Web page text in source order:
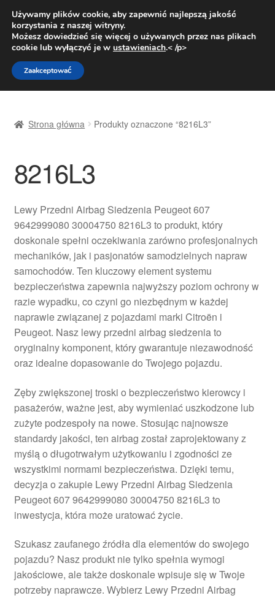
DOSTAWA od 31 zł
Pn.-pt. 9:00-16:00800 003 167
Przejdź
do
nawigacji
Przejdź
do
treści
Dostawa
Dostawa na cały świat
Moje konto
O nas
Płatności
Polityka prywatności
Procedura reklamacyjna
Skarga
Wózek
Zamówienia
Zasady i warunki
Strona główna Produkty oznaczone “8216L3”
8216L3
Lewy Przedni Airbag Siedzenia Peugeot 607
9642999080 30004750 8216L3 to produkt, który
doskonale spełni oczekiwania zarówno profesjonalnych
mechaników, jak i pasjonatów samodzielnych napraw
samochodów. Ten kluczowy element systemu
bezpieczeństwa zapewnia najwyższy poziom ochrony w
razie wypadku, co czyni go niezbędnym w każdej
naprawie związanej z pojazdami marki Citroën i
Peugeot. Nasz lewy przedni airbag siedzenia to
oryginalny komponent, który gwarantuje niezawodność
oraz idealne dopasowanie do Twojego pojazdu.
Zęby zwiększonej troski o bezpieczeństwo kierowcy i
pasażerów, ważne jest, aby wymieniać uszkodzone lub
zużyte podzespoły na nowe. Stosując najnowsze
standardy jakości, ten airbag został zaprojektowany z
myślą o długotrwałym użytkowaniu i zgodności ze
wszystkimi normami bezpieczeństwa. Dzięki temu,
decyzja o zakupie Lewy Przedni Airbag Siedzenia
Peugeot 607 9642999080 30004750 8216L3 to
inwestycja, która może uratować życie.
Szukasz zaufanego źródła dla elementów do swojego
pojazdu? Nasz produkt nie tylko spełnia wymogi
jakościowe, ale także doskonale wpisuje się w Twoje
potrzeby naprawcze. Wybierz Lewy Przedni Airbag
Używamy plików cookie, aby zapewnić najlepszą jakość
korzystania z naszej witryny.
Możesz dowiedzieć się więcej o używanych przez nas plikach
cookie lub wyłączyć je w ustawieniach.< /p>
Zaakceptować